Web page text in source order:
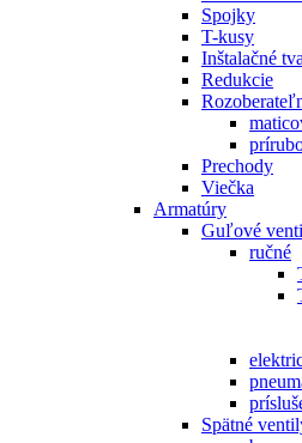
Spojky
T-kusy
Inštalačné
Redukcie
Prechody
Viečka
Armatúry
Guľové
ručné
Spätné